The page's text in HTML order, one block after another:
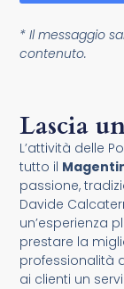
Lascia
L’attività delle
tutto il
passione,
Davide
un’esperienza
prestare la
professionalità
ai clienti un
* Il messaggio
contenuto.